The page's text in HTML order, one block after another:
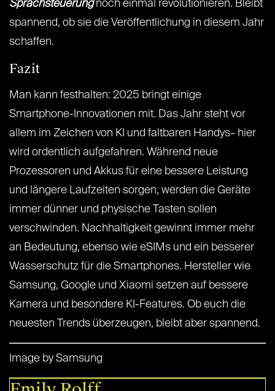
Sprachsteuerungnoch einmal revolutionieren. Bleibt
spannend, ob sie die Veröffentlichung in diesem Jahr
schaffen.
Fazit
Man kann festhalten: 2025 bringt einige
Smartphone-Innovationen mit. Das Jahr steht vor
allem im Zeichen von KI und faltbaren Handys– hier
wird ordentlich aufgefahren. Während neue
Prozessoren und Akkus für eine bessere Leistung
und längere Laufzeiten sorgen, werden die Geräte
immer dünner und physische Tasten sollen
verschwinden. Nachhaltigkeit gewinnt immer mehr
an Bedeutung, ebenso wie eSIMs und ein besserer
Wasserschutz für die Smartphones. Hersteller wie
Samsung, Google und Xiaomi setzen auf bessere
Kamera und besondere KI-Features. Ob euch die
neuesten Trends überzeugen, bleibt aber spannend.
Image by Samsung